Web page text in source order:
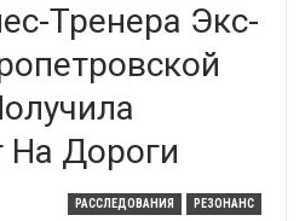
Тренера Экс-
На Дороги
РАССЛЕДОВАНИЯ РЕЗОНАНС